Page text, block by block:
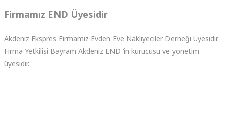
Firmamız END Üyesidir
Akdeniz Ekspres Firmamız Evden Eve Nakliyeciler Derneği Üyesidir.
Firma Yetkilisi Bayram Akdeniz END ‘in kurucusu ve yönetim
üyesidir.